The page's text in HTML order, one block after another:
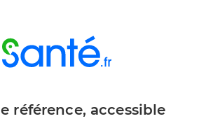
référence, accessible